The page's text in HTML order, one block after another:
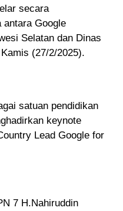
secara
antara Google
Selatan dan Dinas
(27/2/2025).
satuan pendidikan
keynote
Lead Google for
7 H.Nahiruddin